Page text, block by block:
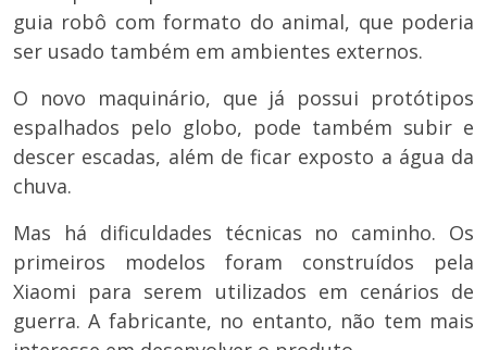
guia robô com formato do animal, que poderia
ser usado também em ambientes externos.
O novo maquinário, que já possui protótipos
espalhados pelo globo, pode também subir e
descer escadas, além de ficar exposto a água da
chuva.
Mas há dificuldades técnicas no caminho. Os
primeiros modelos foram construídos pela
Xiaomi para serem utilizados em cenários de
guerra. A fabricante, no entanto, não tem mais